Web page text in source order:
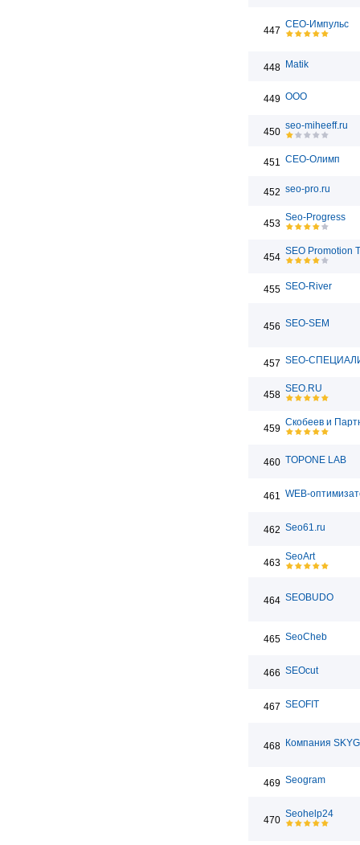
447
СЕО-Импульс
448 Matik
449 ООО
450
seo-miheeff.ru
451 СЕО-Олимп
452 seo-pro.ru
453
Seo-Progress
454
SEO Promotion
455 SEO-River
456 SEO-SEM
457 SEO-
458
SEO.RU
459
Скобеев и
460 TOPONE LAB
461 WEB-
462 Seo61.ru
463
SeoArt
464 SEOBUDO
465 SeoCheb
466 SEOcut
467 SEOFIT
468 Компания
469 Seogram
470
Seohelp24